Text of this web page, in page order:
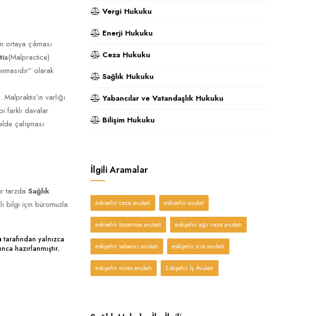
ortaya çıkması
(Malpractice)
olarak
varlığı
farklı davalar
çalışması
tarzda Sağlık
bilgi için büromuzla
tarafından yalnızca
hazırlanmıştır.
Vergi Hukuku
Enerji Hukuku
Ceza Hukuku
Sağlık Hukuku
Yabancılar ve Vatandaşlık Hukuku
Bilişim Hukuku
İlgili Aramalar
eskisehir ceza avukati eskisehir avukat
eskisehir bosanma avukati eskişehir ağır ceza avukatı
eskişehir yabancı avukatı eskişehir icra avukatı
eskişehir miras avukatı Eskişehir İş Avukatı